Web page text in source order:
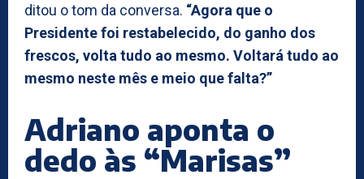
ditou o tom da conversa. “Agora que o
Presidente foi restabelecido, do ganho dos
frescos, volta tudo ao mesmo. Voltará tudo ao
mesmo neste mês e meio que falta?”
Adriano aponta o
dedo às “Marisas”